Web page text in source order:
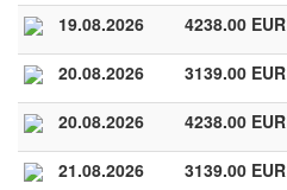
19.08.2026 4238.00 EUR
20.08.2026 3139.00 EUR
20.08.2026 4238.00 EUR
21.08.2026 3139.00 EUR